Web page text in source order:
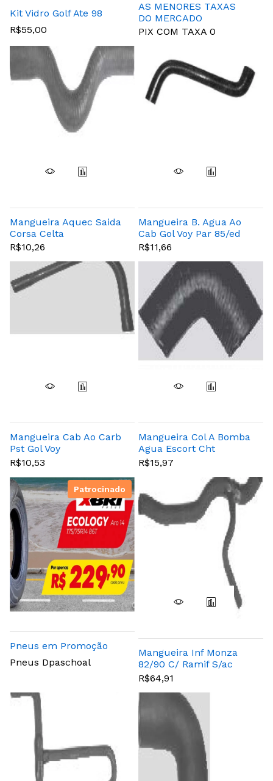
Kit Vidro Golf Ate 98
R$55,00
AS MENORES TAXAS
DO MERCADO
PIX COM TAXA 0
Mangueira Aquec Saida
Corsa Celta
R$10,26
Mangueira B. Agua Ao
Cab Gol Voy Par 85/ed
R$11,66
Mangueira Cab Ao Carb
Pst Gol Voy
R$10,53
Mangueira Col A Bomba
Agua Escort Cht
R$15,97
Patrocinado
Pneus em Promoção
Pneus Dpaschoal
Mangueira Inf Monza
82/90 C/ Ramif S/ac
R$64,91